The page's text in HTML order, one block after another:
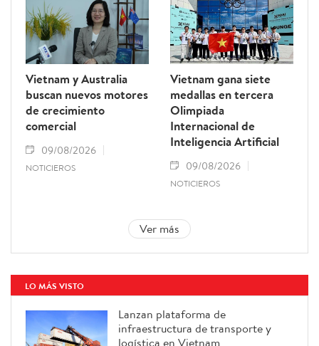
Vietnam y Australia
buscan nuevos motores
de crecimiento
comercial
09/08/2026
NOTICIEROS
Vietnam gana siete
medallas en tercera
Olimpiada
Internacional de
Inteligencia Artificial
09/08/2026
NOTICIEROS
Ver más
LO MÁS VISTO
Lanzan plataforma de
infraestructura de transporte y
logística en Vietnam